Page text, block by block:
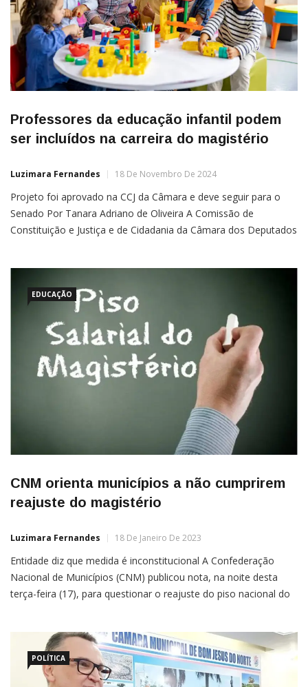
Professores da educação infantil podem
ser incluídos na carreira do magistério
Luzimara Fernandes 18 De Novembro De 2024
Projeto foi aprovado na CCJ da Câmara e deve seguir para o
Senado Por Tanara Adriano de Oliveira A Comissão de
Constituição e Justiça e de Cidadania da Câmara dos Deputados
EDUCAÇÃO
CNM orienta municípios a não cumprirem
reajuste do magistério
Luzimara Fernandes 18 De Janeiro De 2023
Entidade diz que medida é inconstitucional A Confederação
Nacional de Municípios (CNM) publicou nota, na noite desta
terça-feira (17), para questionar o reajuste do piso nacional do
municípios do País, o impacto anual estimado é de R$ 19,4 […]
POLÍTICA